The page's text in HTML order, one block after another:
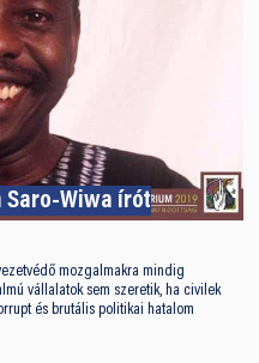
Saro-Wiwa írót
mozgalmakra mindig
vállalatok sem szeretik, ha civilek
és brutális politikai hatalom